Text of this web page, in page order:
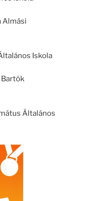
Almási
Iskola
Bartók
Általános